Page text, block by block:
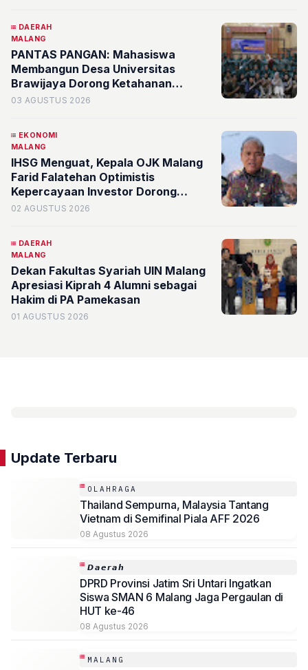
DAERAH
MALANG
PANTAS PANGAN: Mahasiswa
Membangun Desa Universitas
Brawijaya Dorong Ketahanan
Pangan Berbasis Galon Bekas
03 AGUSTUS 2026
EKONOMI
MALANG
IHSG Menguat, Kepala OJK Malang
Farid Falatehan Optimistis
Kepercayaan Investor Dorong
Pertumbuhan Ekonomi di Malang
02 AGUSTUS 2026
DAERAH
MALANG
Dekan Fakultas Syariah UIN Malang
Apresiasi Kiprah 4 Alumni sebagai
Hakim di PA Pamekasan
01 AGUSTUS 2026
Update Terbaru
OLAHRAGA
Thailand Sempurna, Malaysia Tantang
Vietnam di Semifinal Piala AFF 2026
08 Agustus 2026
𝘿𝙖𝙚𝙧𝙖𝙝
DPRD Provinsi Jatim Sri Untari Ingatkan
Siswa SMAN 6 Malang Jaga Pergaulan di
HUT ke-46
08 Agustus 2026
MALANG